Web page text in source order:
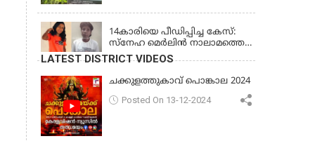
14കാരിയെ പീഡിപ്പിച്ച കേസ്:
സ്നേഹ മെർലിൻ നാലാമത്തെ
പോക്‌സോ കേസിൽ
അറസ്റ്റിലായി
LATEST DISTRICT VIDEOS
ചക്കുളത്തുകാവ് പൊങ്കാല 2024
Posted On 13-12-2024